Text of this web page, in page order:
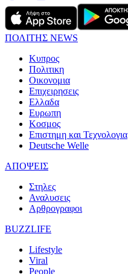
ΠΟΛΙΤΗΣ NEWS
Κυπρος
Πολιτικη
Οικονομια
Επιχειρησεις
Ελλαδα
Ευρωπη
Κοσμος
Επιστημη και Τεχνολογια
Deutsche Welle
ΑΠΟΨΕΙΣ
Στηλες
Αναλυσεις
Αρθρογραφοι
BUZZLIFE
Lifestyle
Viral
People